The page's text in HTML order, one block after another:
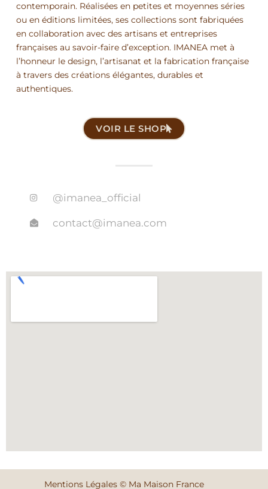
contemporain. Réalisées en petites et moyennes séries
ou en éditions limitées, ses collections sont fabriquées
en collaboration avec des artisans et entreprises
françaises au savoir-faire d’exception. IMANEA met à
l’honneur le design, l’artisanat et la fabrication française
à travers des créations élégantes, durables et
authentiques.
VOIR LE SHOP
@imanea_official
contact@imanea.com
Mentions Légales © Ma Maison France